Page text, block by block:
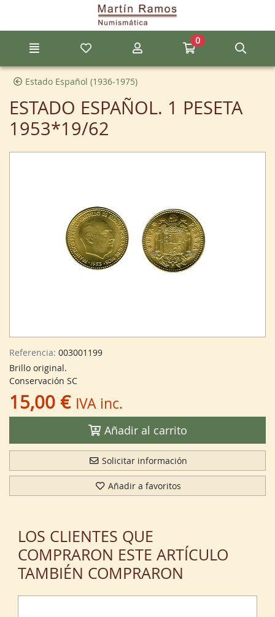
Ir al contenido principal de la página
Mis artículos favoritos
Mi cuentaIr a mi compra
0
Estado Español (1936-1975)
ESTADO ESPAÑOL. 1 PESETA
1953*19/62
Referencia: 003001199
Brillo original.
Conservación SC
15,00 € IVA inc.
Añadir al carrito
Solicitar información
Añadir a favoritos
LOS CLIENTES QUE
COMPRARON ESTE ARTÍCULO
TAMBIÉN COMPRARON